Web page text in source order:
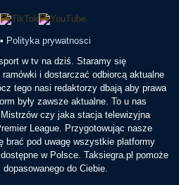
• Polityka prywatnosci
w tv na dziś. Staramy się
i dostarczać odbiorcą aktualne
tego nasi redaktorzy dbają aby prawa
były zawsze aktualne. To u nas
czy jaka stacja telewizyjna
League. Przygotowując nasze
brać pod uwagę wszystkie platformy
w Polsce. Taksiegra.pl pomoże
do Ciebie.